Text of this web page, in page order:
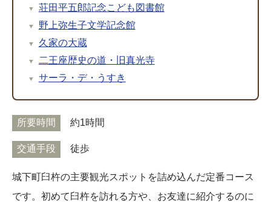
荘田平五郎記念こども図書館
野上弥生子文学記念館
久家の大蔵
二王座歴史の道・旧真光寺
サーラ・デ・うすき
所要時間 約1時間
交通手段 徒歩
城下町臼杵の主要観光スポットを詰め込んだ定番コース
です。初めて臼杵を訪れる方や、お友達に紹介するのに